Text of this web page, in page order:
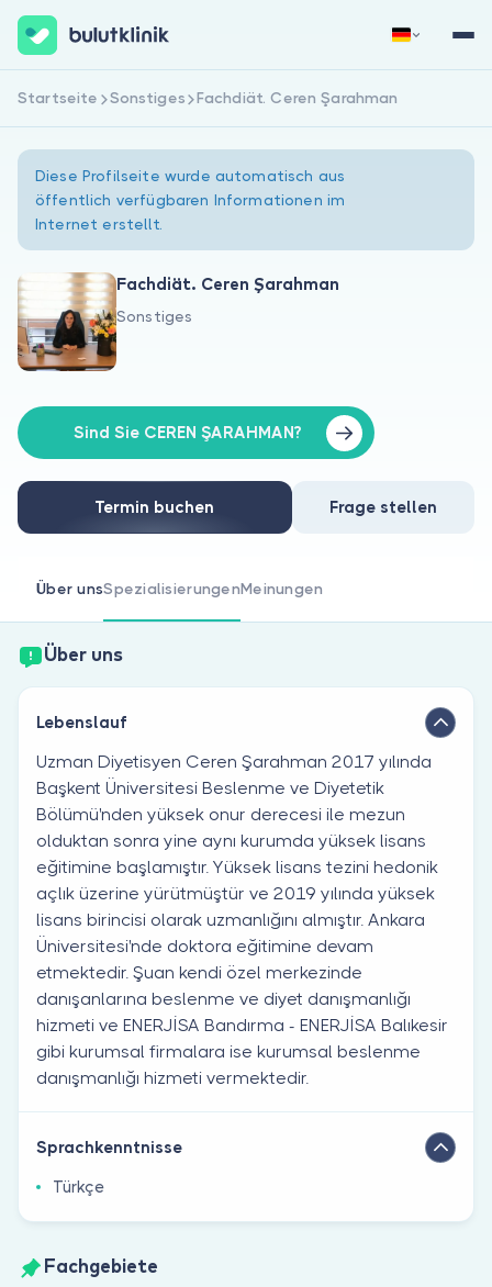
Über uns
Für Patienten
Für Ärzte
Jetzt registrieren Anmelden
Startseite Sonstiges Fachdiät. Ceren Şarahman
Diese Profilseite wurde automatisch aus
öffentlich verfügbaren Informationen im
Internet erstellt.
Fachdiät. Ceren Şarahman
Sonstiges
Sind Sie CEREN ŞARAHMAN?
Termin buchen Frage stellen
Über unsSpezialisierungenMeinungen
Über uns
Lebenslauf
Uzman Diyetisyen Ceren Şarahman 2017 yılında
Başkent Üniversitesi Beslenme ve Diyetetik
Bölümü'nden yüksek onur derecesi ile mezun
olduktan sonra yine aynı kurumda yüksek lisans
eğitimine başlamıştır. Yüksek lisans tezini hedonik
açlık üzerine yürütmüştür ve 2019 yılında yüksek
lisans birincisi olarak uzmanlığını almıştır. Ankara
Üniversitesi'nde doktora eğitimine devam
etmektedir. Şuan kendi özel merkezinde
danışanlarına beslenme ve diyet danışmanlığı
hizmeti ve ENERJİSA Bandırma - ENERJİSA Balıkesir
gibi kurumsal firmalara ise kurumsal beslenme
danışmanlığı hizmeti vermektedir.
Sprachkenntnisse
Türkçe
Fachgebiete